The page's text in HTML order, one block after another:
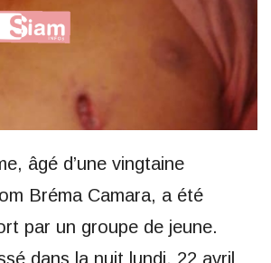
âgé d’une vingtaine
Bréma Camara, a été
par un groupe de jeune.
dans la nuit lundi, 22 avril